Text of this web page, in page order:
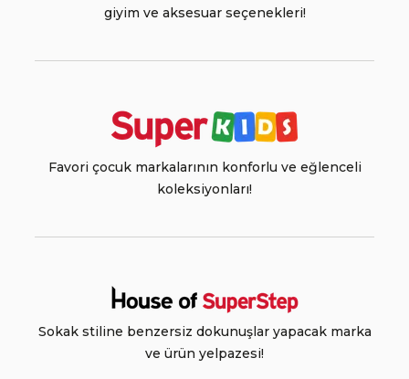
giyim ve aksesuar seçenekleri!
Favori çocuk markalarının konforlu ve eğlenceli
koleksiyonları!
Sokak stiline benzersiz dokunuşlar yapacak marka
ve ürün yelpazesi!